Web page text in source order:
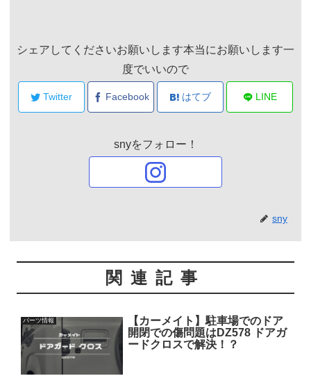
シェアしてくださいお願いします本当にお願いします一
度でいいので
Twitter Facebook はてブ LINE
snyをフォロー！
sny
関連記事
パーツ情報
【カーメイト】駐車場でのドア
開閉での傷問題はDZ578 ドアガ
ードクロスで解決！？